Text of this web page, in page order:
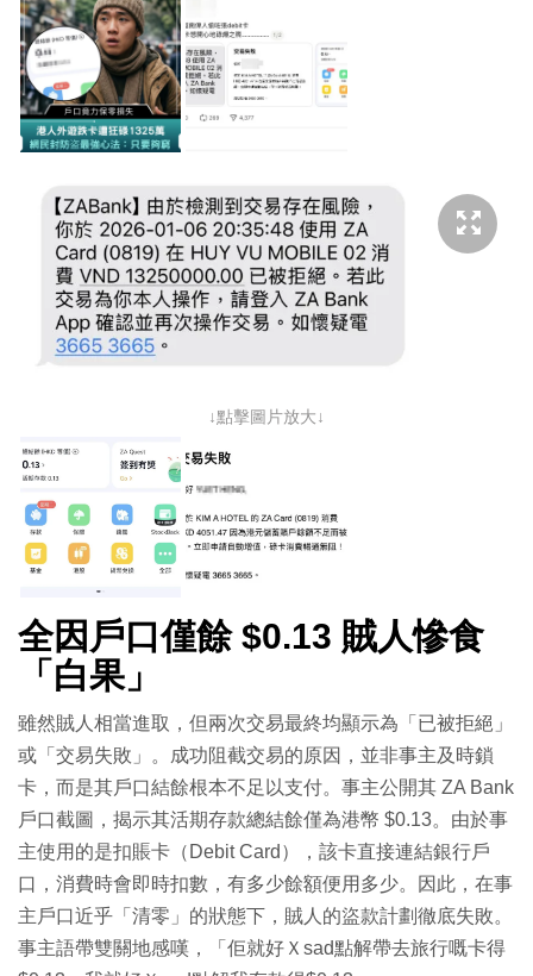
↓點擊圖片放大↓
全因戶口僅餘 $0.13 賊人慘食
「白果」
雖然賊人相當進取，但兩次交易最終均顯示為「已被拒絕」
或「交易失敗」。成功阻截交易的原因，並非事主及時鎖
卡，而是其戶口結餘根本不足以支付。事主公開其 ZA Bank
戶口截圖，揭示其活期存款總結餘僅為港幣 $0.13。由於事
主使用的是扣賬卡（Debit Card），該卡直接連結銀行戶
口，消費時會即時扣數，有多少餘額便用多少。因此，在事
主戶口近乎「清零」的狀態下，賊人的盜款計劃徹底失敗。
事主語帶雙關地感嘆，「佢就好Ｘsad點解帶去旅行嘅卡得